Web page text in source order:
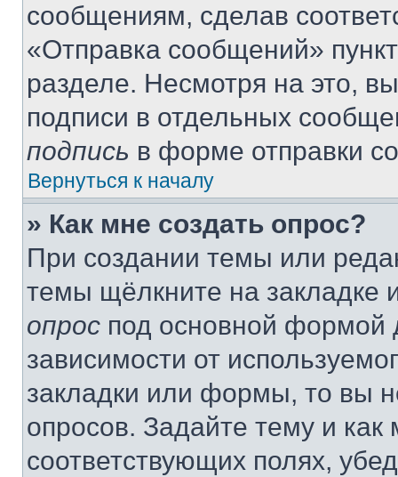
сообщениям, сделав
«Отправка сообщений»
разделе. Несмотря на это,
подписи в отдельных
подпись в форме отправки
Вернуться к началу
» Как мне создать опрос?
При создании темы или
темы щёлкните на
опрос под основной формой
зависимости от
закладки или формы, то вы
опросов. Задайте тему и
соответствующих полях,